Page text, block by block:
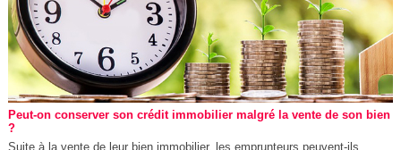
Peut-on conserver son crédit immobilier malgré la vente de son bien
?
Suite à la vente de leur bien immobilier, les emprunteurs peuvent-ils